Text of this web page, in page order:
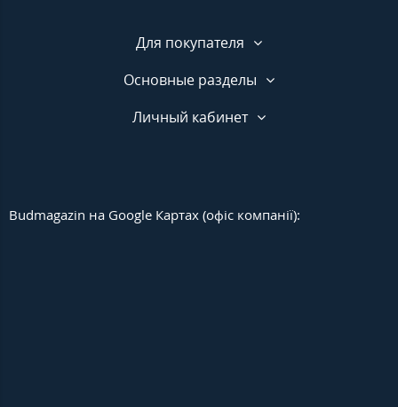
Для покупателя
Основные разделы
Личный кабинет
Budmagazin на Google Картах (офіс компанії):